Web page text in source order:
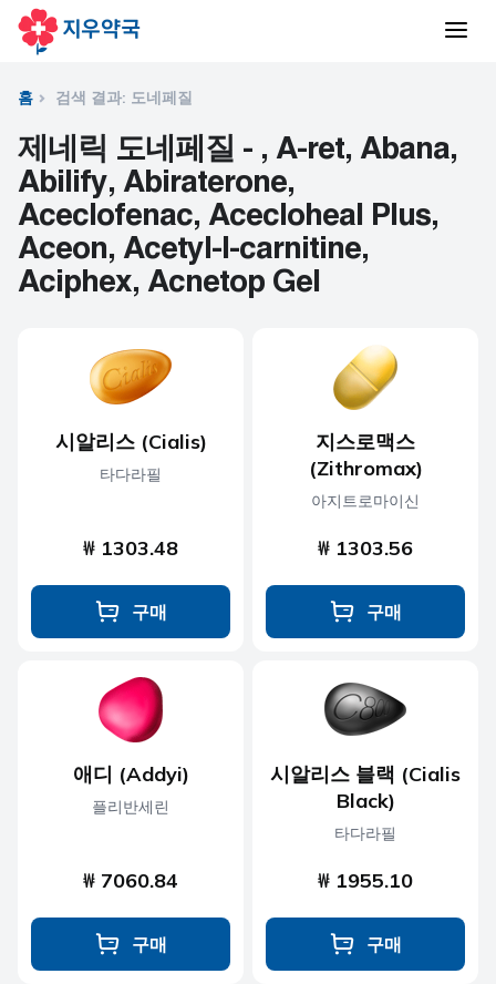
홈 검색 결과: 도네페질
제네릭 도네페질 - , A-ret, Abana,
Abilify, Abiraterone,
Aceclofenac, Acecloheal Plus,
Aceon, Acetyl-l-carnitine,
Aciphex, Acnetop Gel
시알리스 (Cialis)
타다라필
₩ 1303.48
구매
지스로맥스
(Zithromax)
아지트로마이신
₩ 1303.56
구매
애디 (Addyi)
플리반세린
₩ 7060.84
구매
시알리스 블랙 (Cialis
Black)
타다라필
₩ 1955.10
구매